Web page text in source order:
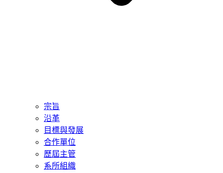
宗旨
沿革
目標與發展
合作單位
歷屆主管
系所組織